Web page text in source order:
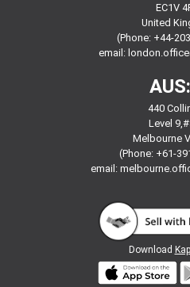
EC1V
United
(Phone: +44-
email:
AUS:
440
Level
Melbourne
(Phone: +61-
email:
Download